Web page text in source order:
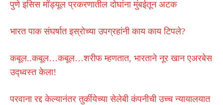
पुणे इसिस मॉड्यूल प्रकरणातील दोघांना मुंबईतून अटक
भारत पाक संघर्षात इस्रोच्या उपग्रहांनी काय काय टिपले?
कबूल..कबूल…कबूल…शरीफ म्हणतात, भारताने नूर खान एअरबेस
उद्ध्वस्त केला!
परवाना रद्द केल्यानंतर तुर्कीयेच्या सेलेबी कंपनीची उच्च न्यायालयात